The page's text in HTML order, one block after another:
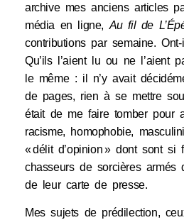
archive mes anciens articles
média en ligne, Au fil de
contributions par semaine.
Qu’ils l’aient lu ou ne l’aient
le même : il n’y avait
de pages, rien à se mettre
était de me faire tomber pour
racisme, homophobie,
« délit d’opinion » dont sont si
chasseurs de sorcières armés
de leur carte de presse.
Mes sujets de prédilection,